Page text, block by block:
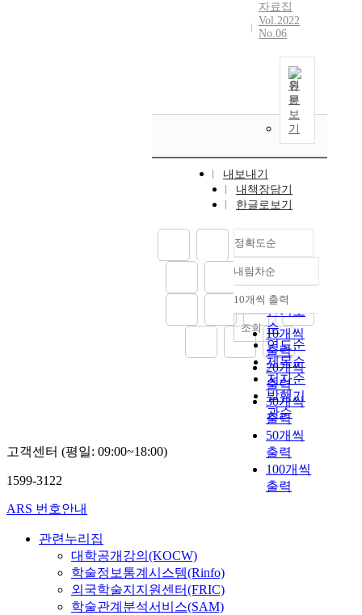
자료집
Vol.2022
No.06
원
문
보
기
내보내기
내책장담기
한글로보기
정확도순
정확도
순
인기도
순
연도순
제목순
저자순
발행기
관순
내림차순
내림차순
10개씩 출력
10개씩
출력
20개씩
출력
30개씩
출력
50개씩
출력
100개씩
출력
조회
고객센터 (평일: 09:00~18:00)
1599-3122
ARS 번호안내
관련누리집
대학공개강의(KOCW)
학술정보통계시스템(Rinfo)
외국학술지지원센터(FRIC)
학술관계분석서비스(SAM)